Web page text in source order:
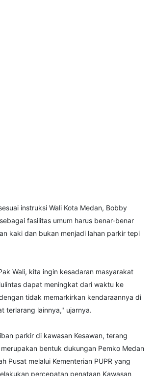
instruksi Wali Kota Medan, Bobby
fasilitas umum harus benar-benar
kaki dan bukan menjadi lahan parkir tepi
Wali, kita ingin kesadaran masyarakat
dapat meningkat dari waktu ke
tidak memarkirkan kendaraannya di
terlarang lainnya," ujarnya.
parkir di kawasan Kesawan, terang
bentuk dukungan Pemko Medan
Pusat melalui Kementerian PUPR yang
percepatan penataan Kawasan